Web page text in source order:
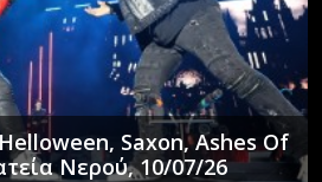
Saxon, Ashes Of
Νερού, 10/07/26